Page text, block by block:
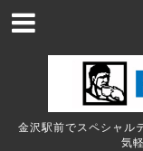
金沢駅前でスペシャル
気